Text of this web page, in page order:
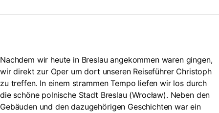
Nachdem wir heute in Breslau angekommen waren gingen,
wir direkt zur Oper um dort unseren Reiseführer Christoph
zu treffen. In einem strammen Tempo liefen wir los durch
die schöne polnische Stadt Breslau (Wrocław). Neben den
Gebäuden und den dazugehörigen Geschichten war ein